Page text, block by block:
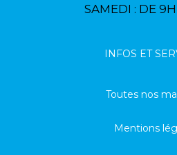
SAMEDI : DE
INFOS ET
Toutes nos
Mentions